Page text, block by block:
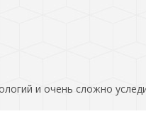
и очень сложно